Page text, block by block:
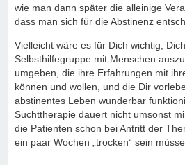
wie man dann später die alleinige
dass man sich für die Abstinenz
Vielleicht wäre es für Dich wichtig,
Selbsthilfegruppe mit Menschen
umgeben, die ihre Erfahrungen mit
können und wollen, und die Dir
abstinentes Leben wunderbar
Suchttherapie dauert nicht umsonst
die Patienten schon bei Antritt der
ein paar Wochen „trocken“ sein